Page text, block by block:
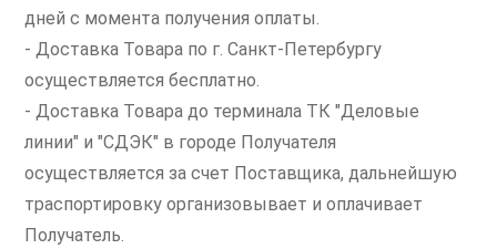
дней с момента получения оплаты.
- Доставка Товара по г. Санкт-Петербургу
осуществляется бесплатно.
- Доставка Товара до терминала ТК "Деловые
линии" и "СДЭК" в городе Получателя
осуществляется за счет Поставщика, дальнейшую
траспортировку организовывает и оплачивает
Получатель.